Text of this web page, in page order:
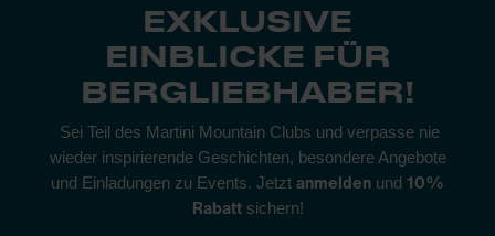
EXKLUSIVE
EINBLICKE FÜR
BERGLIEBHABER!
Sei Teil des Martini Mountain Clubs und verpasse nie
wieder inspirierende Geschichten, besondere Angebote
und Einladungen zu Events. Jetzt anmelden und 10%
Rabatt sichern!